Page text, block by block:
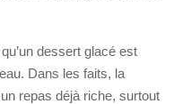
dessert glacé est
Dans les faits, la
repas déjà riche, surtout